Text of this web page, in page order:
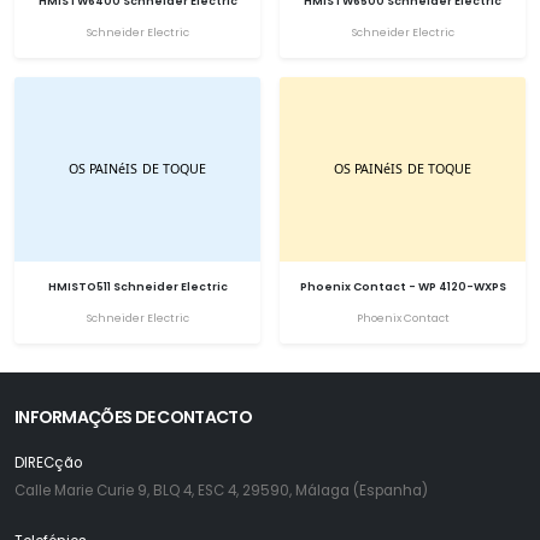
Schneider Electric
Schneider Electric
HMISTO511 Schneider Electric
Schneider Electric
Phoenix Contact - WP 4120-WXPS
Phoenix Contact
INFORMAÇÕES DE CONTACTO
DIRECção
Calle Marie Curie 9, BLQ 4, ESC 4, 29590, Málaga (Espanha)